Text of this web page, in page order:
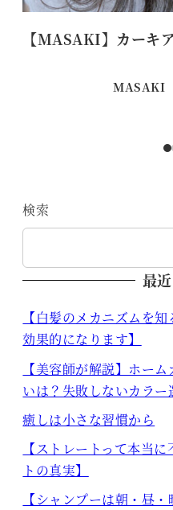
【MASAKI】カーキ
MASAKI
検索
最
【白髪のメカニズムを
効果的になります】
【美容師が解説】ホー
いは？失敗しないカラー
癒しは小さな習慣から
【ストレートって本当
トの真実】
【シャンプーは朝・昼